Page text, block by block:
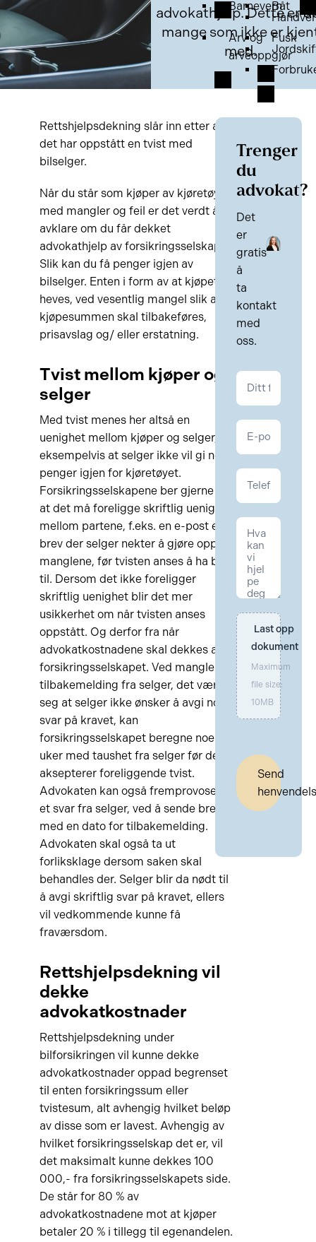
Barnevern
Arv og
arveoppgjør
Båt
Fusk
advokathjelp. Dette er
mange som ikke er
med.
Rettshjelpsdekning slår inn etter at
det har oppstått en tvist med
bilselger.
Når du står som kjøper av kjøretøy
med mangler og feil er det verdt å
avklare om du får dekket
advokathjelp av forsikringsselskapet.
Slik kan du få penger igjen av
bilselger. Enten i form av at kjøpet
heves, ved vesentlig mangel slik at
kjøpesummen skal tilbakeføres,
prisavslag og/ eller erstatning.
Tvist mellom kjøper og
selger
Med tvist menes her altså en
uenighet mellom kjøper og selger,
eksempelvis at selger ikke vil gi noe
penger igjen for kjøretøyet.
Forsikringsselskapene ber gjerne om
at det må foreligge skriftlig uenighet
mellom partene, f.eks. en e-post eller
brev der selger nekter å gjøre opp for
manglene, før tvisten anses å ha blitt
til. Dersom det ikke foreligger
skriftlig uenighet blir det mer
usikkerhet om når tvisten anses
oppstått. Og derfor fra når
advokatkostnadene skal dekkes av
forsikringsselskapet. Ved manglende
tilbakemelding fra selger, det være
seg at selger ikke ønsker å avgi noe
svar på kravet, kan
forsikringsselskapet beregne noen
uker med taushet fra selger før de
aksepterer foreliggende tvist.
Advokaten kan også fremprovosere
et svar fra selger, ved å sende brev
med en dato for tilbakemelding.
Advokaten skal også ta ut
forliksklage dersom saken skal
behandles der. Selger blir da nødt til
å avgi skriftlig svar på kravet, ellers
vil vedkommende kunne få
fraværsdom.
Rettshjelpsdekning vil
dekke
advokatkostnader
Rettshjelpsdekning under
bilforsikringen vil kunne dekke
advokatkostnader oppad begrenset
til enten forsikringssum eller
tvistesum, alt avhengig hvilket beløp
av disse som er lavest. Avhengig av
hvilket forsikringsselskap det er, vil
det maksimalt kunne dekkes 100
000,- fra forsikringsselskapets side.
De står for 80 % av
advokatkostnadene mot at kjøper
betaler 20 % i tillegg til egenandelen.
Trenger
du
advokat?
Det
er
gratis
å
ta
kontakt
med
oss.
Kontakt
Last opp
dokument
Maximum
file size:
10MB
Send